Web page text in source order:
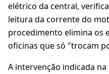
elétrico da central,
leitura da corrente do
procedimento elimina os
oficinas que só "trocam
A intervenção indicada